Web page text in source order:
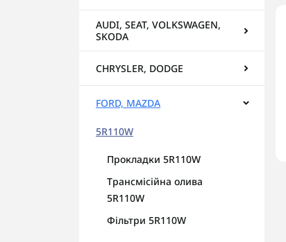
AUDI, SEAT, VOLKSWAGEN,
SKODA
CHRYSLER, DODGE
FORD, MAZDA
5R110W
Прокладки 5R110W
Трансмісійна олива
5R110W
Фільтри 5R110W